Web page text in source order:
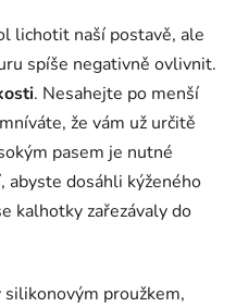
lichotit naší postavě, ale
spíše negativně ovlivnit.
. Nesahejte po menší
že vám už určitě
pasem je nutné
abyste dosáhli kýženého
kalhotky zařezávaly do
proužkem,